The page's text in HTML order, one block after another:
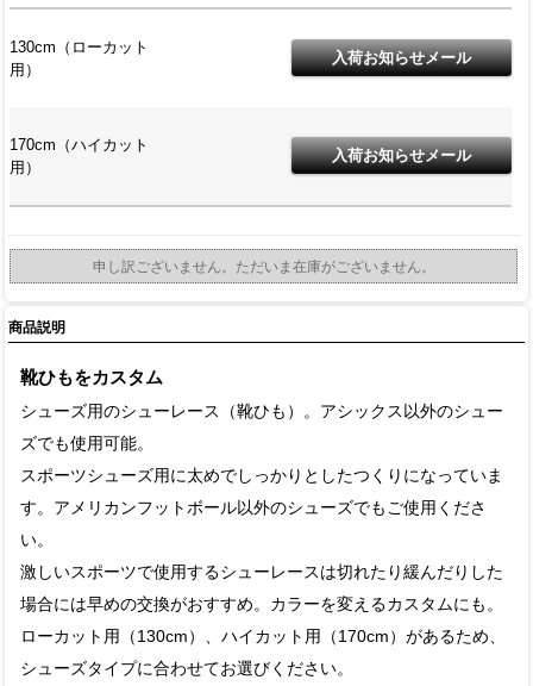
130cm（ローカット
用）
170cm（ハイカット
用）
申し訳ございません。ただいま在庫がございません。
商品説明
靴ひもをカスタム
シューズ用のシューレース（靴ひも）。アシックス以外のシュー
ズでも使用可能。
スポーツシューズ用に太めでしっかりとしたつくりになっていま
す。アメリカンフットボール以外のシューズでもご使用くださ
い。
激しいスポーツで使用するシューレースは切れたり緩んだりした
場合には早めの交換がおすすめ。カラーを変えるカスタムにも。
ローカット用（130cm）、ハイカット用（170cm）があるため、
シューズタイプに合わせてお選びください。